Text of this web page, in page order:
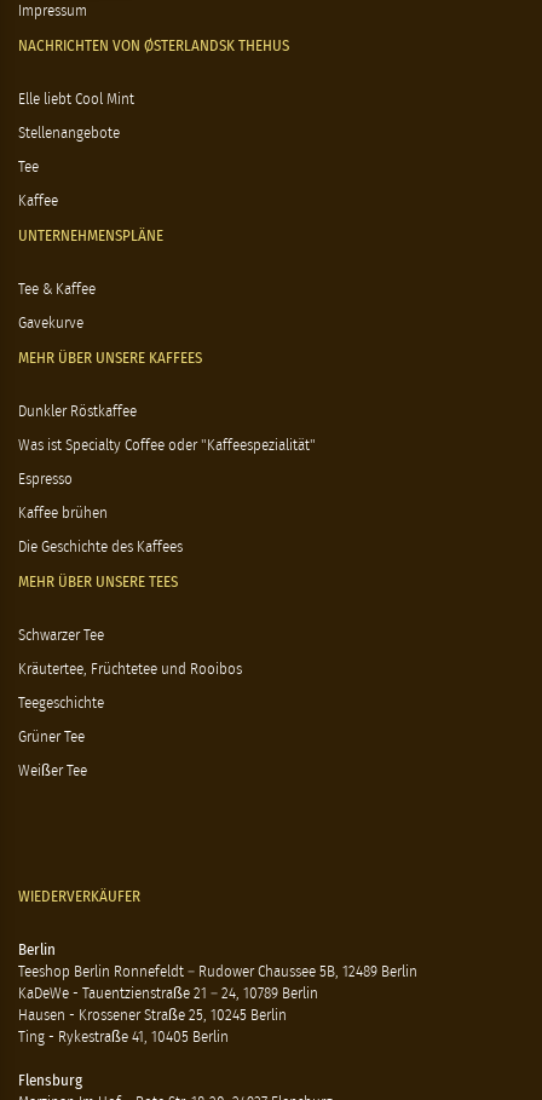
Impressum
NACHRICHTEN VON ØSTERLANDSK THEHUS
Elle liebt Cool Mint
Stellenangebote
Tee
Kaffee
UNTERNEHMENSPLÄNE
Tee & Kaffee
Gavekurve
MEHR ÜBER UNSERE KAFFEES
Dunkler Röstkaffee
Was ist Specialty Coffee oder "Kaffeespezialität"
Espresso
Kaffee brühen
Die Geschichte des Kaffees
MEHR ÜBER UNSERE TEES
Schwarzer Tee
Kräutertee, Früchtetee und Rooibos
Teegeschichte
Grüner Tee
Weißer Tee
WIEDERVERKÄUFER
Berlin
Teeshop Berlin Ronnefeldt – Rudower Chaussee 5B, 12489 Berlin
KaDeWe - Tauentzienstraße 21 – 24, 10789 Berlin
Hausen - Krossener Straße 25, 10245 Berlin
Ting - Rykestraße 41, 10405 Berlin
Flensburg